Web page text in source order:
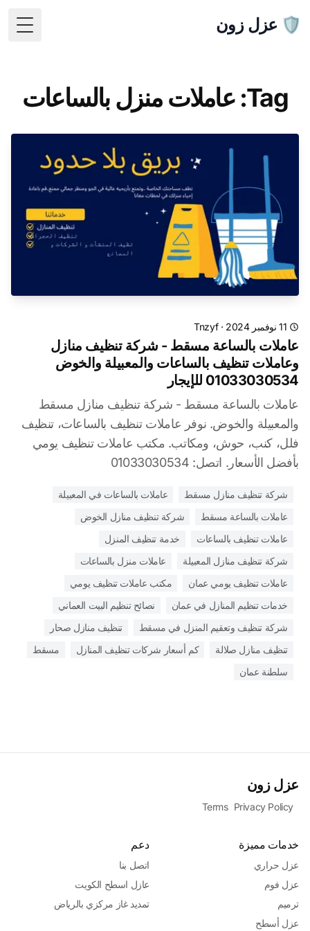
🛡️ عزل زون
Tag: عاملات منزل بالساعات
11 نوفمبر 2024 ·
Tnzyf
عاملات بالساعة مسقط - شركة تنظيف منازل
وعاملات تنظيف بالساعات والمعبيلة والخوض
01033030534 للإيجار
عاملات بالساعة مسقط - شركة تنظيف منازل مسقط
والمعبيلة والخوض. نوفر عاملات تنظيف بالساعات، تنظيف
فلل، كنب، حوش، ومكاتب. مكتب عاملات تنظيف يومي
بأفضل الأسعار. اتصل: 01033030534
شركة تنظيف منازل مسقط
عاملات بالساعات في المعبيلة
عاملات بالساعة مسقط
شركة تنظيف منازل الخوض
عاملات تنظيف بالساعات
خدمة تنظيف المنزل
شركة تنظيف منازل المعبيلة
عاملات منزل بالساعات
عاملات تنظيف يومي عمان
مكتب عاملات تنظيف يومي
خدمات تنظيم المنازل في عمان
نصائح تنظيم البيت العماني
شركة تنظيف وتعقيم المنزل في مسقط
تنظيف منازل صحار
تنظيف منازل صلالة
كم أسعار شركات تنظيف المنازل
مسقط
سلطنة عمان
عزل زون
Terms Privacy Policy
خدمات مميزة
عزل حراري
عزل فوم
ترميم
عزل أسطح
دعم
اتصل بنا
عازل اسطح الكويت
تمديد غاز مركزي بالرياض